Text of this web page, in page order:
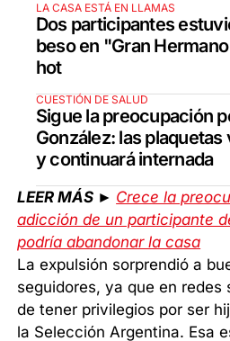
LA CASA ESTÁ EN LLAMAS
Dos participantes
beso en "Gran
hot
CUESTIÓN DE SALUD
Sigue la preocupación
González: las
y continuará internada
LEER MÁS ► Crece la
adicción de un participante
podría abandonar la casa
La expulsión sorprendió a
seguidores, ya que en redes
de tener privilegios por ser
la Selección Argentina. Esa